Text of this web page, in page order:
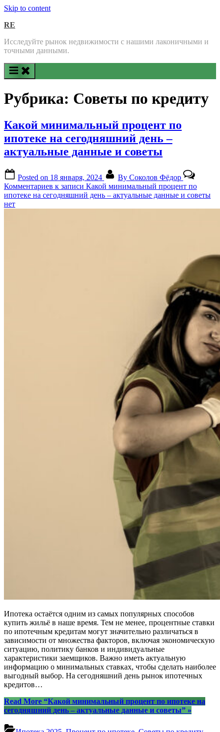
Skip to content
RE
Исследуйте рынок недвижимости с нашими лаконичными и
точными данными.
Рубрика: Советы по кредиту
Какой минимальный процент по
ипотеке на сегодняшний день –
актуальные данные и советы
Posted on 18 января, 2024 By Соколов Фёдор
Комментариев к записи Какой минимальный процент по
ипотеке на сегодняшний день – актуальные данные и советы
нет
Ипотека остаётся одним из самых популярных способов
купить жильё в наше время. Тем не менее, процентные ставки
по ипотечным кредитам могут значительно различаться в
зависимости от множества факторов, включая экономическую
ситуацию, политику банков и индивидуальные
характеристики заемщиков. Важно иметь актуальную
информацию о минимальных ставках, чтобы сделать наиболее
выгодный выбор. На сегодняшний день рынок ипотечных
кредитов…
Read More “Какой минимальный процент по ипотеке на
сегодняшний день – актуальные данные и советы” »